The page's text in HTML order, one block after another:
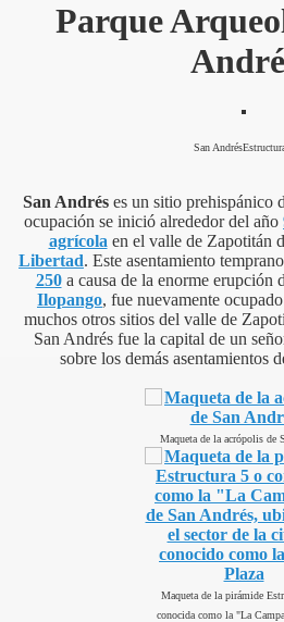
Parque Arqu
San
San Andrés es un sitio prehispánico
ocupación se inició alrededor del año
agrícola en el valle de Zapotitán
Libertad. Este asentamiento
250a causa de la enorme erupción
Ilopango, fue nuevamente
muchos otros sitios del valle de
San Andrés fue la capital de un
sobre los demás asentamientos
Maqueta de la acrópolis de
Maqueta de la pirámide
conocida como la "La